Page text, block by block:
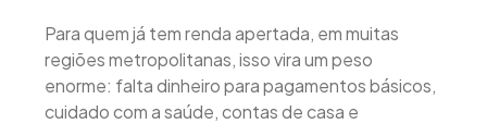
Para quem já tem renda apertada, em muitas
regiões metropolitanas, isso vira um peso
enorme: falta dinheiro para pagamentos básicos,
cuidado com a saúde, contas de casa e